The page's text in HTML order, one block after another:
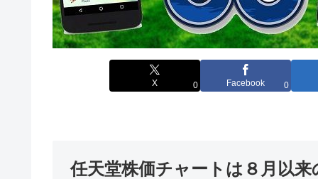
X 0 Facebook 0
任天堂株価チャートは８月以来